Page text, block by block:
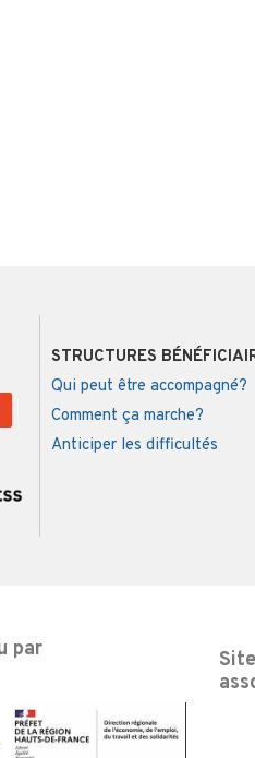
STRUCTURES
Qui peut être accompagné?
Comment ça marche?
Anticiper les difficultés
par